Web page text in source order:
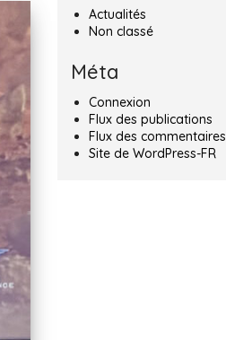
Actualités
Non classé
Méta
Connexion
Flux des publications
Flux des commentaires
Site de WordPress-FR